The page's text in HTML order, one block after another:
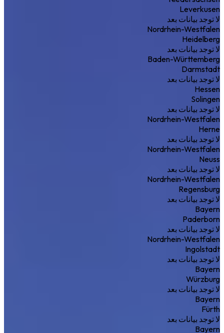
Leverkusen
لا توجد بيانات بعد
Nordrhein-Westfalen
Heidelberg
لا توجد بيانات بعد
Baden-Württemberg
Darmstadt
لا توجد بيانات بعد
Hessen
Solingen
لا توجد بيانات بعد
Nordrhein-Westfalen
Herne
لا توجد بيانات بعد
Nordrhein-Westfalen
Neuss
لا توجد بيانات بعد
Nordrhein-Westfalen
Regensburg
لا توجد بيانات بعد
Bayern
Paderborn
لا توجد بيانات بعد
Nordrhein-Westfalen
Ingolstadt
لا توجد بيانات بعد
Bayern
Würzburg
لا توجد بيانات بعد
Bayern
Fürth
لا توجد بيانات بعد
Bayern